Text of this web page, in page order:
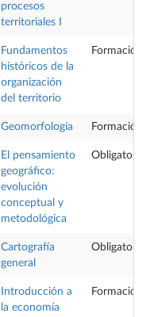
procesos
territoriales I
Fundamentos
históricos de la
organización
del territorio
Formación
Geomorfología Formación
El pensamiento
geográfico:
evolución
conceptual y
metodológica
Obligatoria
Cartografía
general
Obligatoria
Introducción a
la economía
Formación